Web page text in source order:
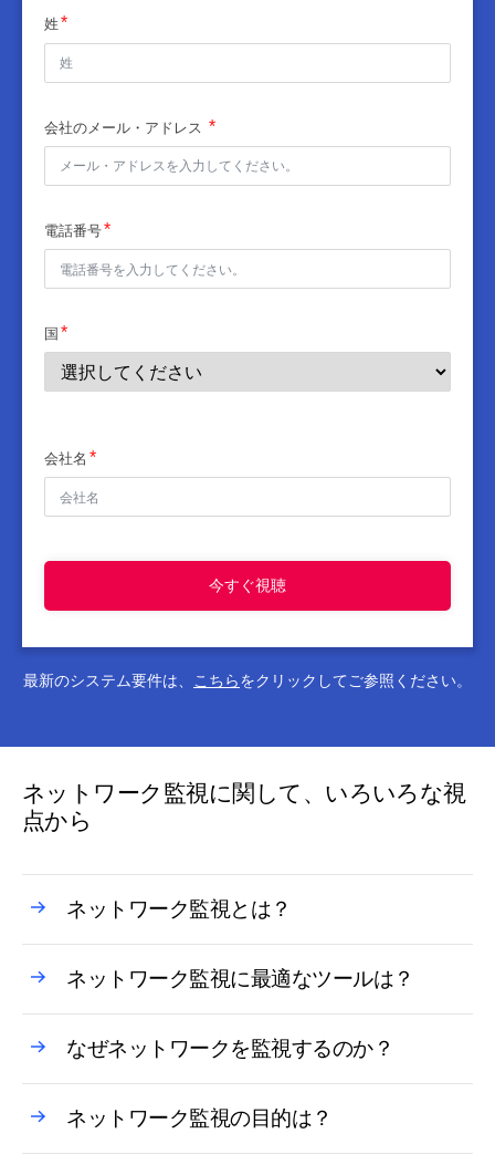
姓
会社のメール・アドレス
電話番号
国
会社名
今すぐ視聴
最新のシステム要件は、 こちらをクリックしてご参照ください。
ネットワーク監視に関して、いろいろな視
点から
ネットワーク監視とは？
ネットワーク監視に最適なツールは？
なぜネットワークを監視するのか？
ネットワーク監視の目的は？